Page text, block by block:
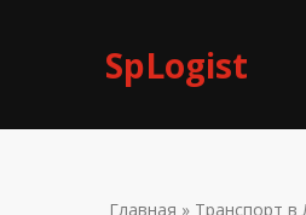
SpLogist
Главная » Транспорт